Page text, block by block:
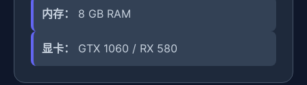
内存： 8 GB RAM
显卡： GTX 1060 / RX 580